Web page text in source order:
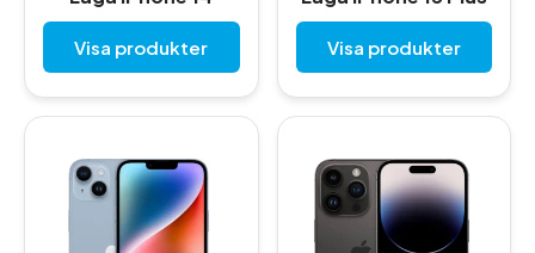
Visa produkter Visa produkter